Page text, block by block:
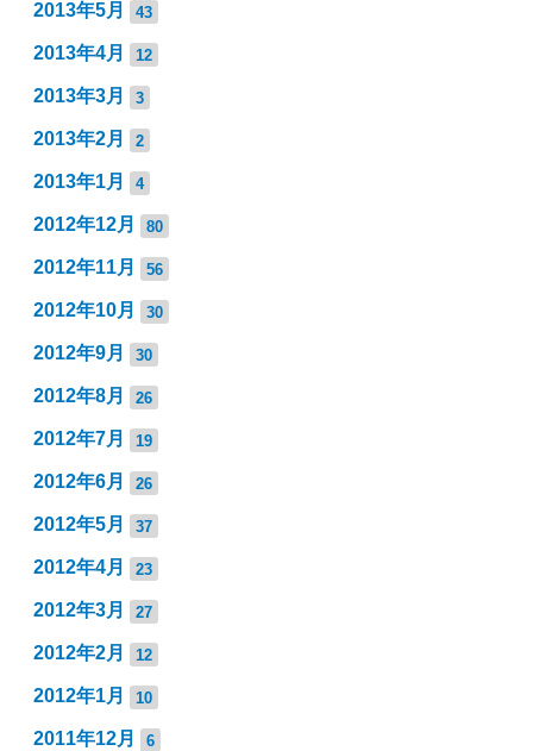
2013年5月 43
2013年4月 12
2013年3月 3
2013年2月 2
2013年1月 4
2012年12月 80
2012年11月 56
2012年10月 30
2012年9月 30
2012年8月 26
2012年7月 19
2012年6月 26
2012年5月 37
2012年4月 23
2012年3月 27
2012年2月 12
2012年1月 10
2011年12月 6